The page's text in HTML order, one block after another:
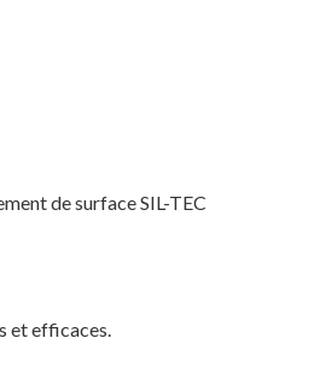
vide.
de surface SIL-TEC
et efficaces.